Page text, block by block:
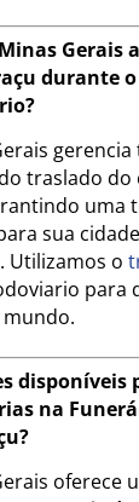
Gerais
durante o
traslado do
uma
sua
Utilizamos o
para
disponíveis
na
oferece